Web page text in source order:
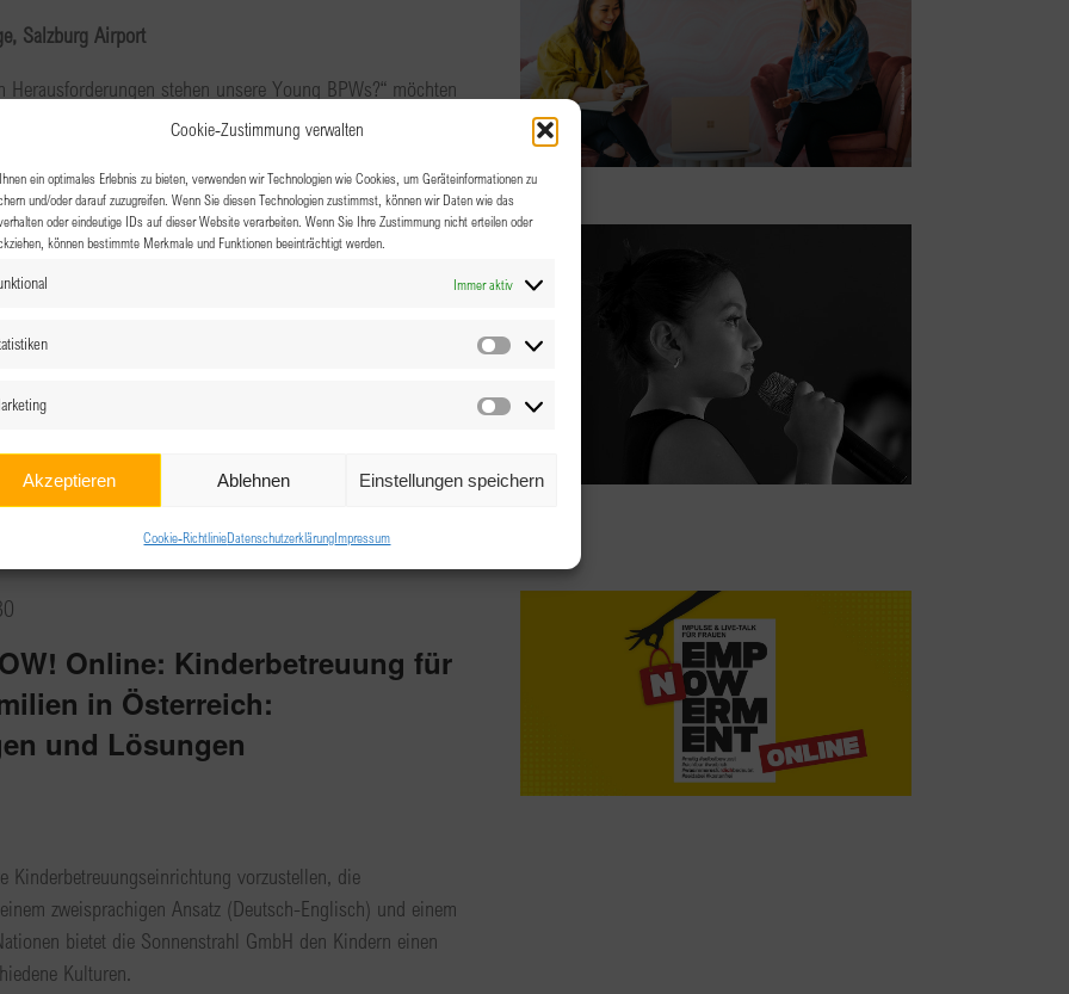
Cookie-Zustimmung verwalten
ein optimales Erlebnis zu bieten, verwenden wir Technologien wie Cookies, um Geräteinformationen zu
und/oder darauf zuzugreifen. Wenn Sie diesen Technologien zustimmst, können wir Daten wie das
oder eindeutige IDs auf dieser Website verarbeiten. Wenn Sie Ihre Zustimmung nicht erteilen oder
können bestimmte Merkmale und Funktionen beeinträchtigt werden.
Immer aktiv
Statistiken
Marketing
Akzeptieren Ablehnen Einstellungen speichern
Cookie-RichtlinieDatenschutzerklärungImpressum
Salzburg Airport
stehen unsere Young BPWs?“ möchten
eine Bühne geben, um offen über ihre beruflichen [...]
als Visitenkarte
113, Garsten / Unterdambach
Gesundheit und kraftvoller Kommunikation Die
Rolle für die persönliche und berufliche Wirkung. Sie
Online: Kinderbetreuung für
in Österreich:
und Lösungen
Kinderbetreuungseinrichtung vorzustellen, die
zweisprachigen Ansatz (Deutsch-Englisch) und einem
bietet die Sonnenstrahl GmbH den Kindern einen
Kulturen.